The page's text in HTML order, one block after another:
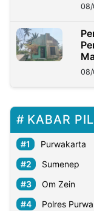
KABAR
Purwakarta
Sumenep
Om Zein
Polres